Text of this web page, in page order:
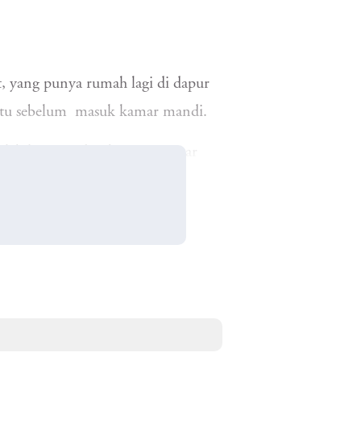
yang punya rumah lagi di dapur
sebelum masuk kamar mandi.
banyak yang gosong warung
Kami memang